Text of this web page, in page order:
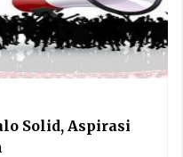
Solid, Aspirasi